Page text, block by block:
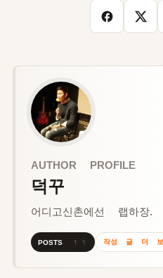
AUTHOR PROFILE
덕꾸
어디고신촌에선 랩하장
POSTS 11 작성 글 더 보